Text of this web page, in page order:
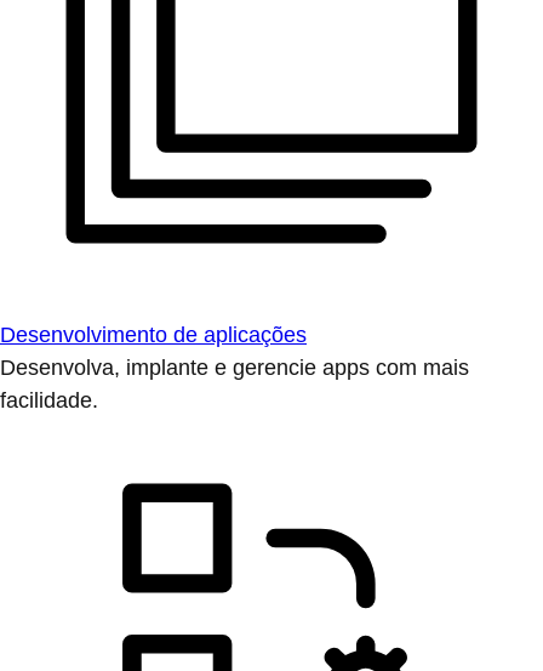
Desenvolvimento de aplicações
Desenvolva, implante e gerencie apps com mais
facilidade.